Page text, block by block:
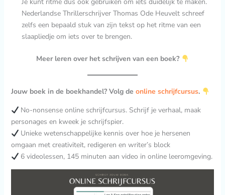
Je kunt ritme dus ook gebruiken om iets duidelijk te maken.
Nederlandse Thrillerschrijver Thomas Ode Heuvelt schreef
zelfs een bepaald stuk van zijn tekst op het ritme van een
slaapliedje om iets over te brengen.
Meer leren over het schrijven van een boek?
Jouw boek in de boekhandel? Volg de online schrijfcursus.
No-nonsense online schrijfcursus. Schrijf je verhaal, maak
personages en kweek je schrijfspier.
Unieke wetenschappelijke kennis over hoe je hersenen
omgaan met creativiteit, redigeren en writer’s block
6 videolessen, 145 minuten aan video in online leeromgeving.